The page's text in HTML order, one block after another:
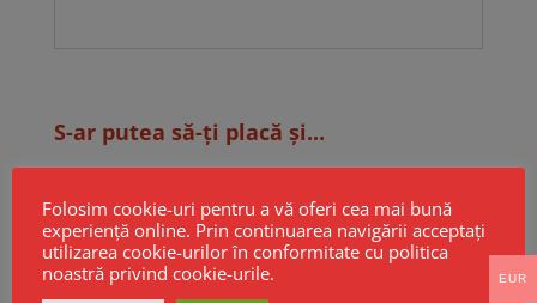
S-ar putea să-ți placă și...
Reduceri! Reduceri!
Folosim cookie-uri pentru a vă oferi cea mai bună
experiență online. Prin continuarea navigării acceptați
utilizarea cookie-urilor în conformitate cu politica
noastră privind cookie-urile.
EUR